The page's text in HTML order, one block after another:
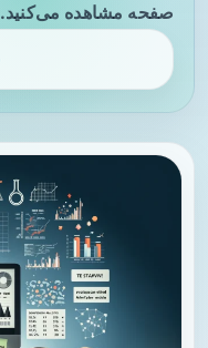
صفحه مشاهده می‌کنید.